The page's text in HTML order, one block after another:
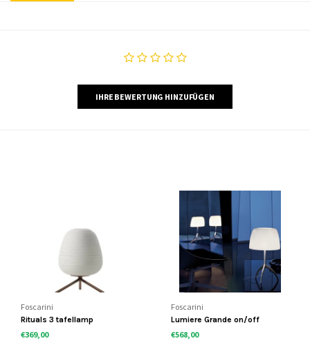
IHRE BEWERTUNG HINZUFÜGEN
Foscarini
Rituals 3 tafellamp
€369,00
Foscarini
Lumiere Grande on/off
€568,00